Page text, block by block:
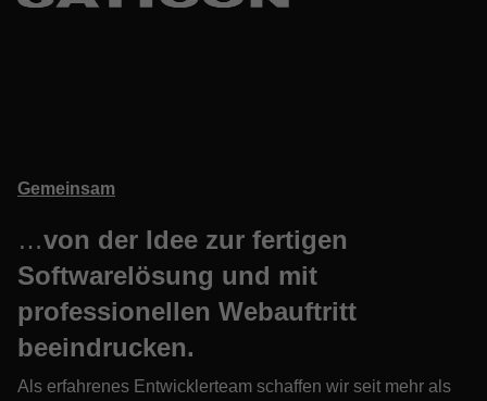
Gemeinsam
…von der Idee zur fertigen
Softwarelösung und mit
professionellen Webauftritt
beeindrucken.
Als erfahrenes Entwicklerteam schaffen wir seit mehr als